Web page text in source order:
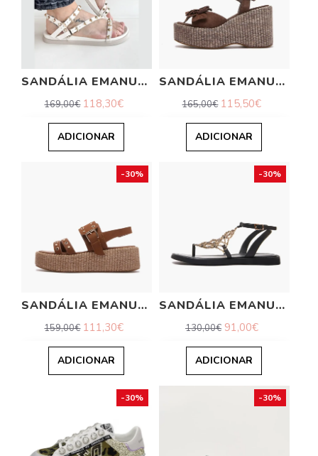
SANDÁLIA EMANUELLE VEE
169,00€ 118,30€
ADICIONAR
SANDÁLIA EMANUELLE VEE
165,00€ 115,50€
ADICIONAR
-30%
SANDÁLIA EMANUELLE VEE
159,00€ 111,30€
ADICIONAR
-30%
SANDÁLIA EMANUELLE VEE
130,00€ 91,00€
ADICIONAR
-30% -30%